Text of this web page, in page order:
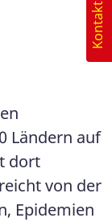
Ländern auf
dort
von der
Epidemien
Kontakt